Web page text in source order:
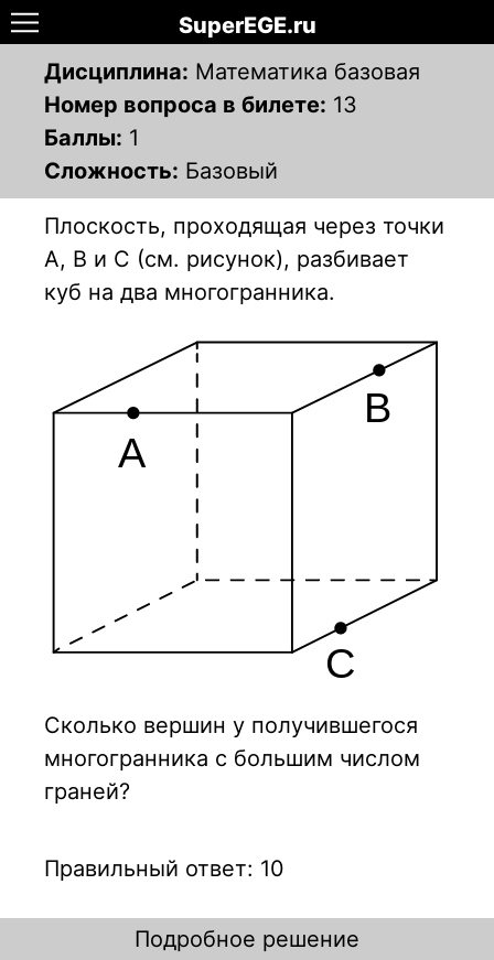
SuperEGE.ru
Дисциплина: Математика базовая
Номер вопроса в билете: 13
Баллы: 1
Сложность: Базовый
Плоскость, проходящая через точки
A, B и C (см. рисунок), разбивает
куб на два многогранника.
Сколько вершин у получившегося
многогранника с большим числом
граней?
Правильный ответ: 10
Подробное решение